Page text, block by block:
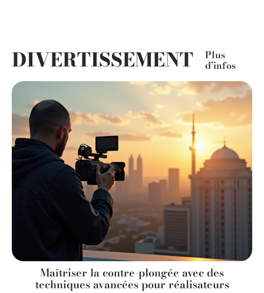
DIVERTISSEMENT Plus
d’infos
Maîtriser la contre-plongée avec des
techniques avancées pour réalisateurs